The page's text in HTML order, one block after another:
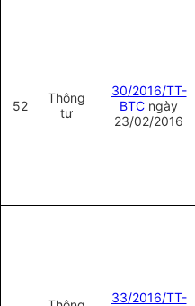
52
Thông
tư
30/2016/TT-
BTC ngày
23/02/2016
33/2016/TT-